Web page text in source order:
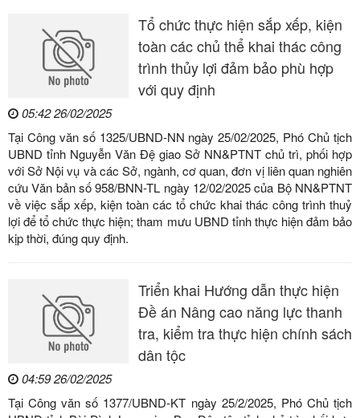
Tổ chức thực hiện sắp xếp, kiện
toàn các chủ thể khai thác công
trình thủy lợi đảm bảo phù hợp
với quy định
05:42 26/02/2025
Tại Công văn số 1325/UBND-NN ngày 25/02/2025, Phó Chủ tịch
UBND tỉnh Nguyễn Văn Đệ giao Sở NN&PTNT chủ trì, phối hợp
với Sở Nội vụ và các Sở, ngành, cơ quan, đơn vị liên quan nghiên
cứu Văn bản số 958/BNN-TL ngày 12/02/2025 của Bộ NN&PTNT
về việc sắp xếp, kiện toàn các tổ chức khai thác công trình thuỷ
lợi để tổ chức thực hiện; tham mưu UBND tỉnh thực hiện đảm bảo
kịp thời, đúng quy định.
Triển khai Hướng dẫn thực hiện
Đề án Nâng cao năng lực thanh
tra, kiểm tra thực hiện chính sách
dân tộc
04:59 26/02/2025
Tại Công văn số 1377/UBND-KT ngày 25/2/2025, Phó Chủ tịch